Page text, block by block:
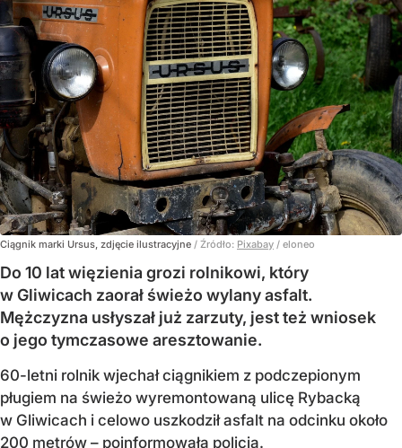
Ciągnik marki Ursus, zdjęcie ilustracyjne / Źródło: Pixabay / eloneo
Do 10 lat więzienia grozi rolnikowi, który
w Gliwicach zaorał świeżo wylany asfalt.
Mężczyzna usłyszał już zarzuty, jest też wniosek
o jego tymczasowe aresztowanie.
60-letni rolnik wjechał ciągnikiem z podczepionym
pługiem na świeżo wyremontowaną ulicę Rybacką
w Gliwicach i celowo uszkodził asfalt na odcinku około
200 metrów – poinformowała policja.